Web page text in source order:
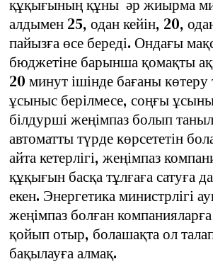
құқығының құны әр жиырма
алдымен 25, одан кейін, 20,
пайызға өсе береді. Ондағы
бюджетіне барынша қомақты
20 минут ішінде бағаны
ұсыныс берілмесе, соңғы
білдурші жеңімпаз болып
автоматты түрде көрсететін
айта кетерлігі, жеңімпаз
құқығын басқа тұлғаға сатуға
екен. Энергетика министрлігі
жеңімпаз болған компанияларға
қойып отыр, болашақта ол
бақылауға алмақ.